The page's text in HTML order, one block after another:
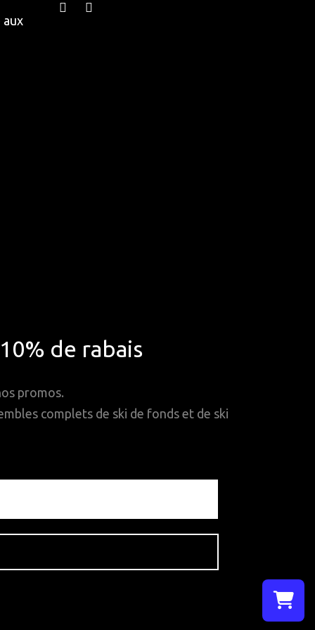
aux
de rabais
promos.
complets de ski de fonds et de ski